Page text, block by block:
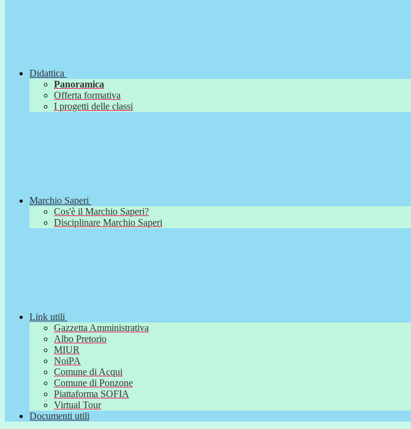
Didattica
Panoramica
Offerta formativa
I progetti delle classi
Marchio Saperi
Cos'è il Marchio Saperi?
Disciplinare Marchio Saperi
Link utili
Gazzetta Amministrativa
Albo Pretorio
MIUR
NoiPA
Comune di Acqui
Comune di Ponzone
Piattaforma SOFIA
Virtual Tour
Documenti utili